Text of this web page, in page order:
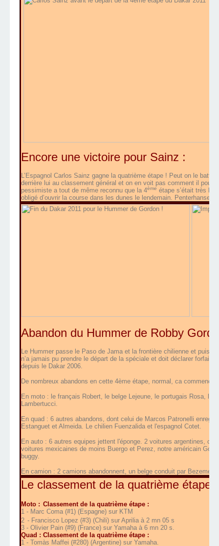
Encore une victoire pour Sainz :
L’Espagnol Carlos Sainz gagne la quatrième étape ! Peut on le
derrière lui au classement général et on en voit pas comment il
pessimiste a tout de même reconnu que la 4ème étape s’était très
obligé d’ouvrir la course dans les dunes le lendemain. Penterhansel
Abandon du Hummer de Robby
Le Hummer passe le Paso de Jama et la frontière chilienne et puis
n’a jamais pu prendre le départ de la spéciale et doit déclarer forfait !
depuis le Dakar 2006.
De nombreux abandons en cette 4ème étape, normal, ca commence
En moto : le français Robert, le belge Lejeune, le portugais Rosa, le
Lambertucci.
En quad : 6 autres abandons, dont celui de Marcos Patronelli
Estanguet et Almeida. Le chilien Fuenzalida et l'espagnol Cotet.
En auto : 6 autres equipes jettent l'éponge. 2 voitures argentines,
voitures mexicaines de moins Buergo et Perez, notre américain
buggy.
En camion : 2 camions abandonnent, un belge conduit par Bezemer
Le classement de la quatrième étape :
Moto : Classement de la quatrième étape :
1 - Marc Coma (#1) (Espagne) sur KTM
2 - Francisco Lopez (#3) (Chili) sur Aprilia à 2 mn 05 s
3 - Olivier Pain (#9) (France) sur Yamaha à 6 mn 20 s.
Quad : Classement de la quatrième étape :
1 - Tomàs Maffei (#280) (Argentine) sur Yamaha.